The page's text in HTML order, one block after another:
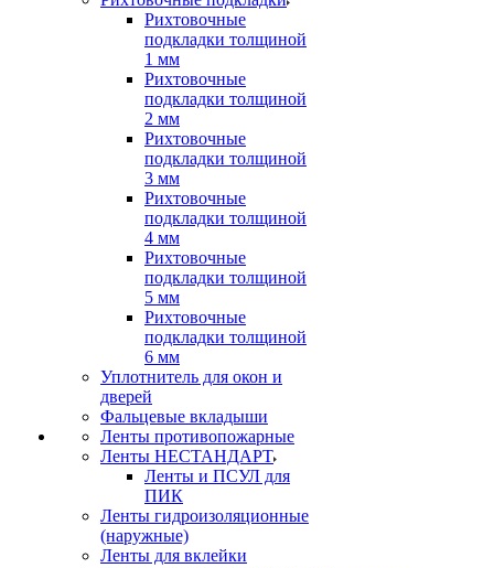
Рихтовочные
подкладки толщиной
1 мм
Рихтовочные
подкладки толщиной
2 мм
Рихтовочные
подкладки толщиной
3 мм
Рихтовочные
подкладки толщиной
4 мм
Рихтовочные
подкладки толщиной
5 мм
Рихтовочные
подкладки толщиной
6 мм
Уплотнитель для окон и
дверей
Фальцевые вкладыши
Ленты противопожарные
Ленты НЕСТАНДАРТ
Ленты и ПСУЛ для
ПИК
Ленты гидроизоляционные
(наружные)
Ленты для вклейки